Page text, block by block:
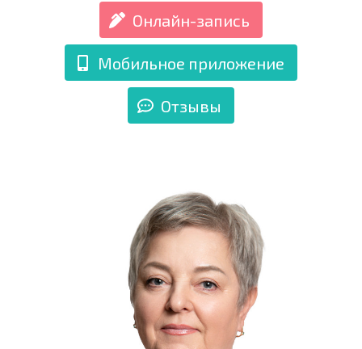
Онлайн-запись
Мобильное приложение
Отзывы